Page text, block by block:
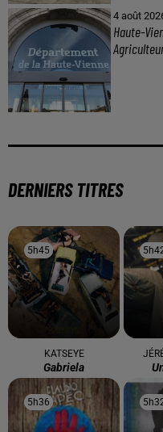
4 août
Haute-
DERNIERS TITRES
5h45
5h45
KATSEYE
Gabriela
5h36
5h36